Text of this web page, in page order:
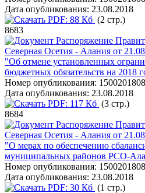
Дата опубликования: 23.08.2018
PDF: 88 Кб (2 стр.)
8683
Распоряжение
Северная Осетия - Алания от
"Об отмене установленных
бюджетных обязательств на 2018
Номер опубликования:
Дата опубликования: 23.08.2018
PDF: 117 Кб (3 стр.)
8684
Распоряжение
Северная Осетия - Алания от
"О мерах по обеспечению
муниципальных районов РСО-
Номер опубликования:
Дата опубликования: 23.08.2018
PDF: 30 Кб (1 стр.)